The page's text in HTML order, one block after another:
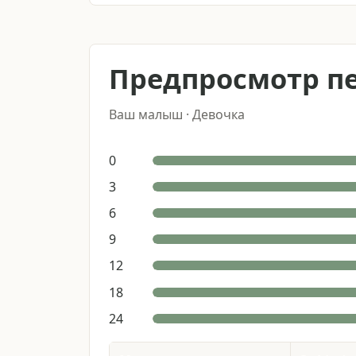
Предпросмотр
Ваш малыш · Девочка
0
3
6
9
12
18
24